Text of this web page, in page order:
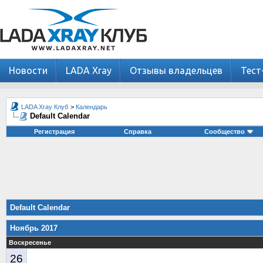
Новости LADA Xray Отзывы владельцев
LADA Xray Клуб > Календарь
Default Calendar
Регистрация Справка Сообщество
Default Calendar
Ноябрь 2017
Воскресенье
26